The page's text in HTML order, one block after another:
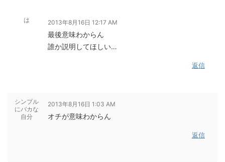
は 2013年8月16日 12:17 AM
最後意味わからん
誰か説明してほしい…
返信
シンプル
にバカな
自分
2013年8月16日 1:03 AM
オチが意味わからん
返信